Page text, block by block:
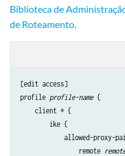
Biblioteca de
de Roteamento.
[edit access]
profile profile-name {
    client * {
        ike {
allowed-proxy-
                remote